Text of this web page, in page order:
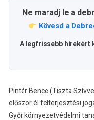
Ne maradj le a
Kövesd a
A legfrissebb hírekért
Pintér Bence (Tiszta
először él felterjesztési
Győr környezetvédelmi